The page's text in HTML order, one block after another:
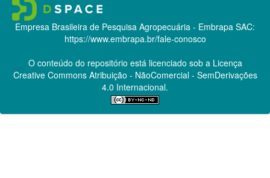
Empresa Brasileira de Pesquisa Agropecuária - Embrapa SAC:
https://www.embrapa.br/fale-conosco
O conteúdo do repositório está licenciado sob a Licença
Creative CommonsAtribuição - NãoComercial - SemDerivações
4.0 Internacional.